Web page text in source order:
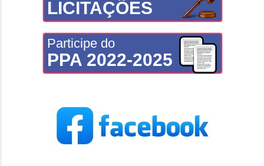
LICITAÇÕES
Participe do
PPA 2022-2025